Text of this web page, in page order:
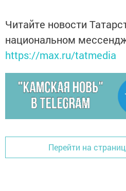
Читайте новости
национальном
https://max.ru/tatmedia
Перейти на